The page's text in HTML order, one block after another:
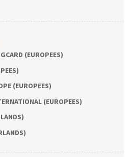
(EUROPEES)
(EUROPEES)
(EUROPEES)